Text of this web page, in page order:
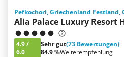
Pefkochori, Griechenland Festland,
Alia Palace Luxury Resort
4.9/
6.0
Sehr gut(73 Bewertungen)
84.9 %Weiterempfehlung